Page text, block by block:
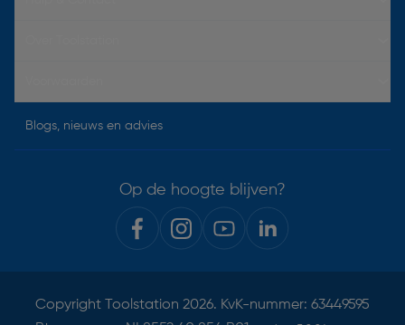
Blogs, nieuws en advies
Op de hoogte blijven?
Copyright Toolstation 2026. KvK-nummer: 63449595